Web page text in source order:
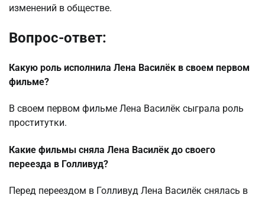
изменений в обществе.
Вопрос-ответ:
Какую роль исполнила Лена Василёк в своем первом
фильме?
В своем первом фильме Лена Василёк сыграла роль
проститутки.
Какие фильмы сняла Лена Василёк до своего
переезда в Голливуд?
Перед переездом в Голливуд Лена Василёк снялась в